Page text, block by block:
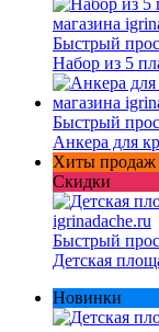
Быстрый
Набор из 5
Быстрый
Анкера для
Хиты продаж
Скидки
Быстрый
Детская
Новинки